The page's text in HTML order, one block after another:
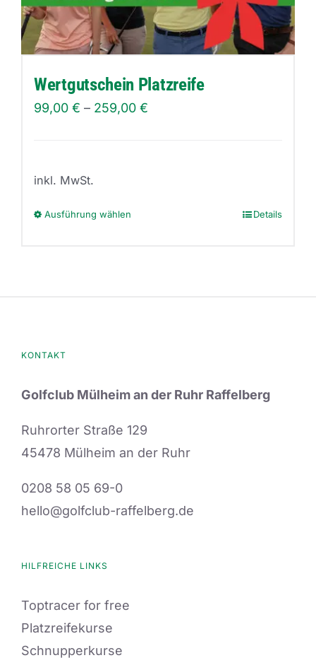
Wertgutschein Platzreife
99,00 € – 259,00 €
inkl. MwSt.
Ausführung wählen
können
auf
der
werden
Details
KONTAKT
Golfclub Mülheim an der Ruhr Raffelberg
Ruhrorter Straße 129
45478 Mülheim an der Ruhr
0208 58 05 69-0
hello@golfclub-raffelberg.de
HILFREICHE LINKS
Toptracer for free
Platzreifekurse
Schnupperkurse